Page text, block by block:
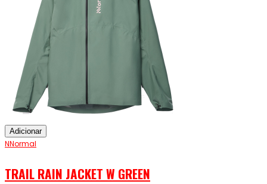
Adicionar
NNormal
TRAIL RAIN JACKET W GREEN